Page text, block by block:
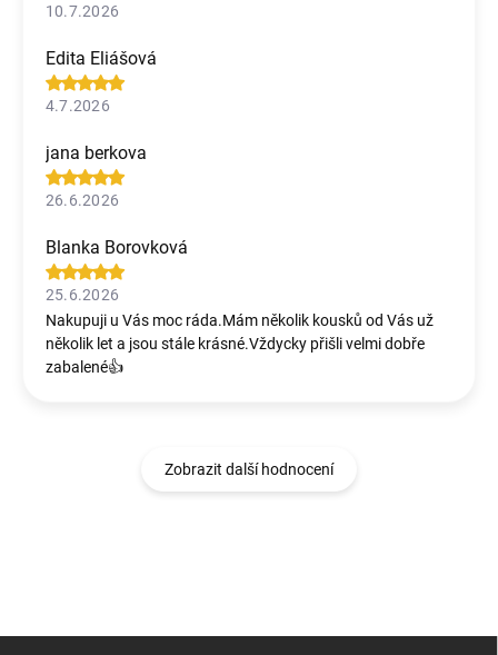
10.7.2026
Edita Eliášová
4.7.2026
jana berkova
26.6.2026
Blanka Borovková
25.6.2026
Nakupuji u Vás moc ráda.Mám několik kousků od Vás už
několik let a jsou stále krásné.Vždycky přišli velmi dobře
zabalené👍
Zobrazit další hodnocení